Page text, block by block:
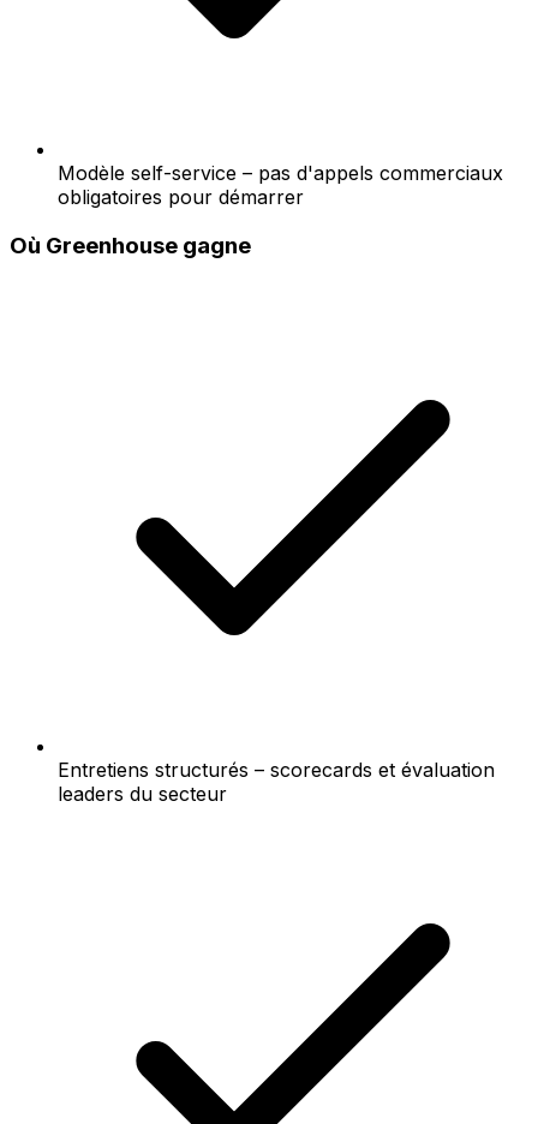
Modèle self-service – pas d'appels commerciaux
obligatoires pour démarrer
Où Greenhouse gagne
Entretiens structurés – scorecards et évaluation
leaders du secteur